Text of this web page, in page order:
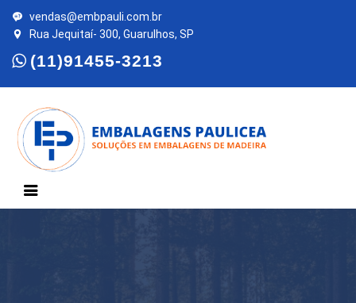
vendas@embpauli.com.br
Rua Jequitaí- 300, Guarulhos, SP
(11)91455-3213